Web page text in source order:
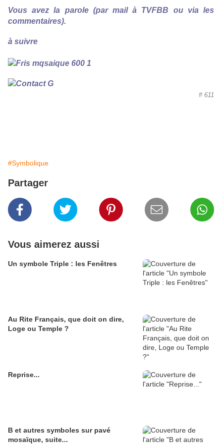
Vous avez la parole (par mail à TVFBB ou via les
commentaires).
à suivre
# 611
#Symbolique
Partager
Vous aimerez aussi
Un symbole Triple : les Fenêtres
Au Rite Français, que doit on dire,
Loge ou Temple ?
Reprise...
B et autres symboles sur pavé
mosaïque, suite...